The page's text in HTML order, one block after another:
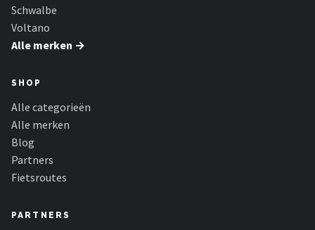
Cortina
Schwalbe
Voltano
Alle merken →
SHOP
Alle categorieën
Alle merken
Blog
Partners
Fietsroutes
PARTNERS